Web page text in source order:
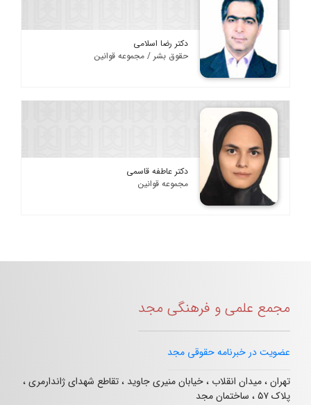
دکتر رضا اسلامی
حقوق بشر / مجموعه قوانین
دکتر عاطفه قاسمی
مجموعه قوانین
مجمع علمی و فرهنگی مجد
عضویت در خبرنامه حقوقی مجد
تهران ، میدان انقلاب ، خیابان منیری جاوید ، تقاطع شهدای ژاندارمری ،
پلاک ۵۷ ، ساختمان مجد